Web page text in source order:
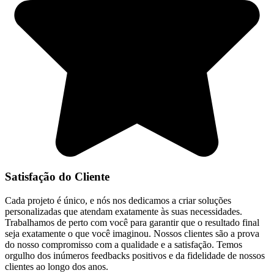
Satisfação do Cliente
Cada projeto é único, e nós nos dedicamos a criar soluções
personalizadas que atendam exatamente às suas necessidades.
Trabalhamos de perto com você para garantir que o resultado final
seja exatamente o que você imaginou. Nossos clientes são a prova
do nosso compromisso com a qualidade e a satisfação. Temos
orgulho dos inúmeros feedbacks positivos e da fidelidade de nossos
clientes ao longo dos anos.